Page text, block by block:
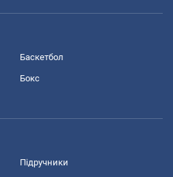
Баскетбол
Бокс
Підручники